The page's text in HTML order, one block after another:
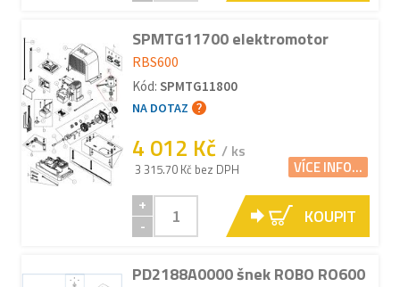
SPMTG11700 elektromotor
RBS600
Kód: SPMTG11800
NA DOTAZ
4 012 Kč / ks
3 315.70 Kč bez DPH VÍCE INFO...
+
-
KOUPIT
PD2188A0000 šnek ROBO RO600